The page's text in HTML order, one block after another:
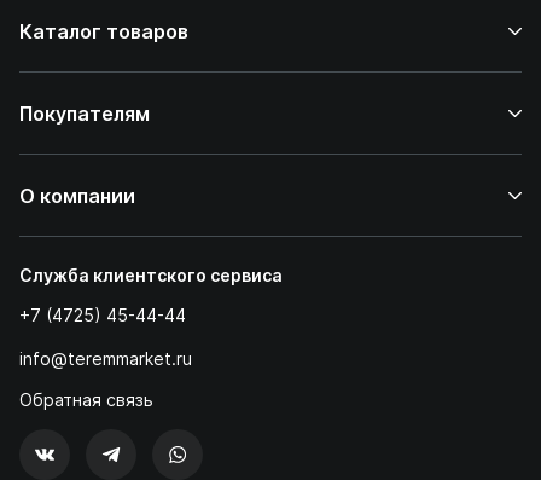
Каталог товаров
Покупателям
О компании
Служба клиентского сервиса
+7 (4725) 45-44-44
info@teremmarket.ru
Обратная связь